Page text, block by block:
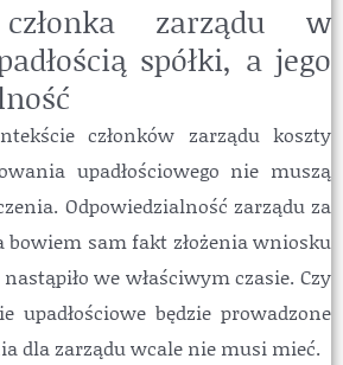
zarządu w
spółki, a jego
członków zarządu koszty
upadłościowego nie muszą
Odpowiedzialność zarządu za
bowiem sam fakt złożenia wniosku
we właściwym czasie. Czy
upadłościowe będzie prowadzone
dla zarządu wcale nie musi mieć.